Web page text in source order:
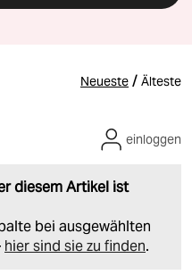
Neueste / Älteste
diesem Artikel ist
bei ausgewählten
hier sind sie zu finden.
einloggen